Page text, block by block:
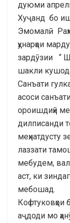
дуюми
Хуҷанд бо
Эмомалӣ
ҳунарҳои
зардӯзии “
шакли
Санъати
асоси
ороишдиҳӣ
дилписанди
меҳнатдусту
лаззати
мебудем,
аст, ки
мебошад.
Кофтуковҳои
аҷдоди мо